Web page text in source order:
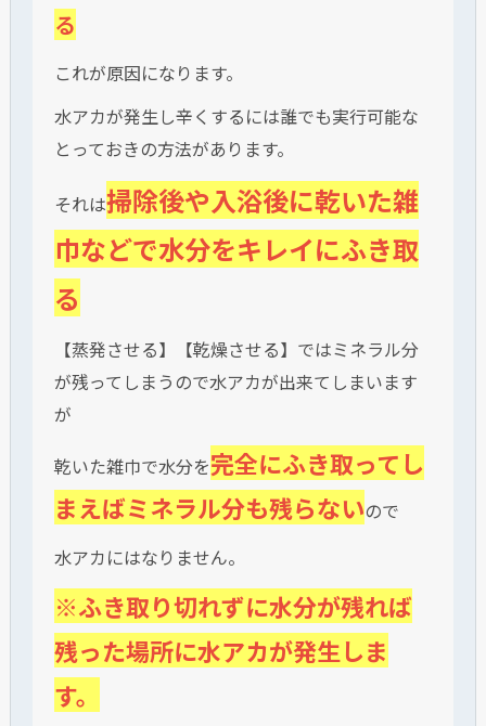
る
これが原因になります。
水アカが発生し辛くするには誰でも実行可能な
とっておきの方法があります。
それは掃除後や入浴後に乾いた雑
巾などで水分をキレイにふき取
る
【蒸発させる】【乾燥させる】ではミネラル分
が残ってしまうので水アカが出来てしまいます
が
乾いた雑巾で水分を完全にふき取ってし
まえばミネラル分も残らないので
水アカにはなりません。
※ふき取り切れずに水分が残れば
残った場所に水アカが発生しま
す。